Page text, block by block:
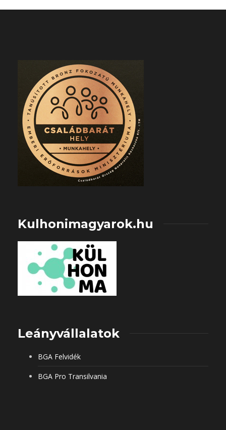
Kulhonimagyarok.hu
Leányvállalatok
BGA Felvidék
BGA Pro Transilvania